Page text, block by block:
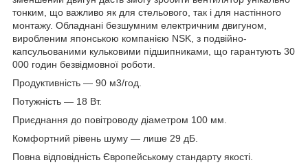
тонким, що важливо як для стельового, так і для настінного
монтажу. Обладнані безшумним електричним двигуном,
виробленим японською компанією NSK, з подвійно-
капсульованими кульковими підшипниками, що гарантують 30
000 годин безвідмовної роботи.
Продуктивність — 90 м3/год.
Потужність — 18 Вт.
Приєднання до повітроводу діаметром 100 мм.
Комфортний рівень шуму — лише 29 дБ.
Повна відповідність Європейському стандарту якості.